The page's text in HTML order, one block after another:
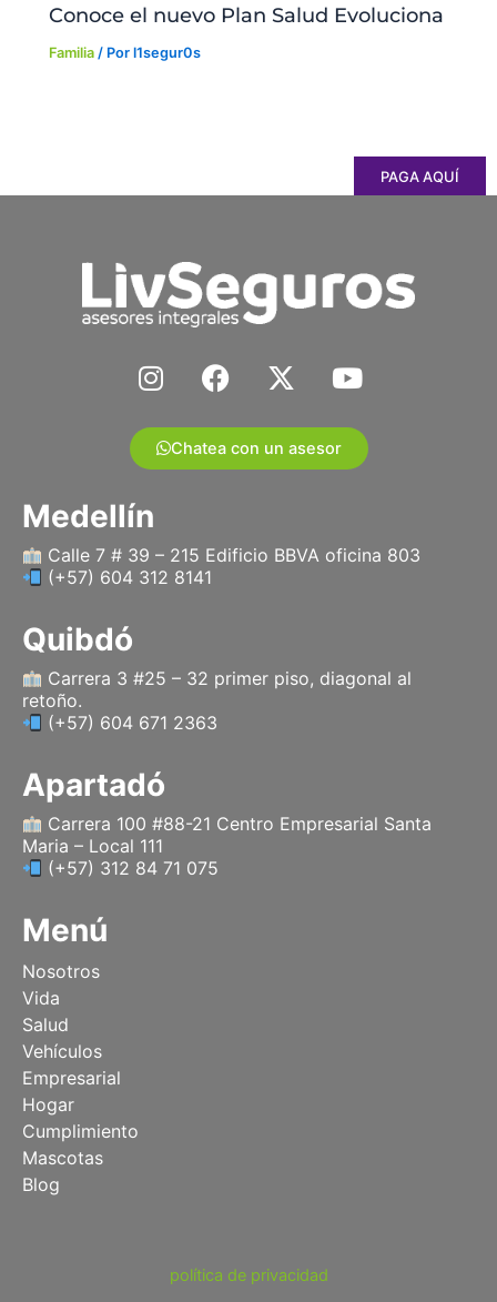
Conoce el nuevo Plan Salud Evoluciona
Familia / Porl1segur0s
PAGA AQUÍ
I
n
t
a
r
a
m
F
a
e
b
k
X
-
w
i
e
Y
o
u
Chatea con un asesor
Medellín
Calle 7 # 39 – 215 Edificio BBVA oficina 803
(+57) 604 312 8141
Quibdó
Carrera 3 #25 – 32 primer piso, diagonal al
retoño.
(+57) 604 671 2363
Apartadó
Carrera 100 #88-21 Centro Empresarial Santa
Maria – Local 111
(+57) 312 84 71 075
Menú
Nosotros
Vida
Salud
Vehículos
Empresarial
Hogar
Cumplimiento
Mascotas
Blog
política de privacidad